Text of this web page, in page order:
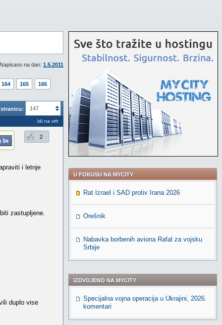
Napisano na dan: 1.5.2011
164 165 166
147
Idi na vrh
2
i letnje
zastupljene.
duplo vise
U FOKUSU NA MYCITY
Rat Izrael i SAD protiv Irana 2026
Orešnik
Nabavka borbenih aviona Rafal za vojsku
Srbije
IZDVOJENO NA MYCITY
Specijalna vojna operacija u Ukrajini, 2026.
komentari